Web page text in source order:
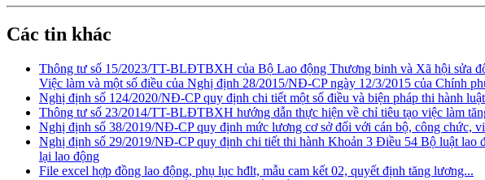
Các tin khác
Thông tư số 15/2023/TT-BLĐTBXH của Bộ Lao động Thương binh và Xã hội sửa
Việc làm và một số điều của Nghị định 28/2015/NĐ-CP ngày 12/3/2015 của Chính
Nghị định số 124/2020/NĐ-CP quy định chi tiết một số điều và biện pháp thi hành
Thông tư số 23/2014/TT-BLĐTBXH hướng dẫn thực hiện về chỉ tiêu tạo việc làm
Nghị định số 38/2019/NĐ-CP quy định mức lương cơ sở đối với cán bộ, công chức,
Nghị định số 29/2019/NĐ-CP quy định chi tiết thi hành Khoản 3 Điều 54 Bộ luật lao
lại lao động
File excel hợp đồng lao động, phụ lục hđlt, mẫu cam kết 02, quyết định tăng lương...